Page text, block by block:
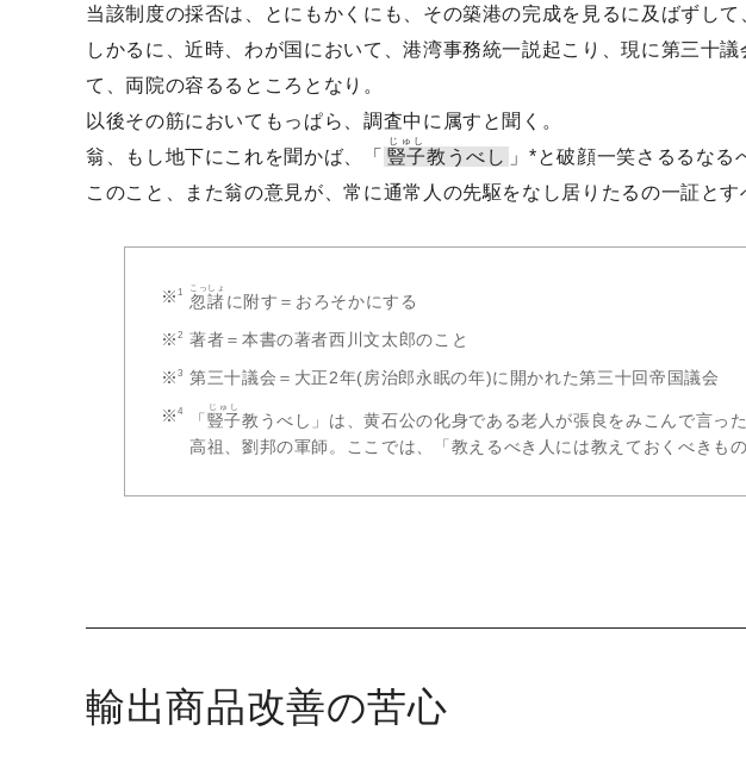
当該制度の採否は、とにもかくにも、その築港の完成を見るに及ばずし
しかるに、近時、わが国において、港湾事務統一説起こり、現に第三十
て、両院の容るるところとなり。
以後その筋においてもっぱら、調査中に属すと聞く。
翁、もし地下にこれを聞かば、「 豎子
じゅし
教うべし 」*と破顔一笑さるるなる
このこと、また翁の意見が、常に通常人の先駆をなし居りたるの一証とす
忽諸
こっしょ
に附す＝おろそかにする
著者＝本書の著者西川文太郎のこと
第三十議会＝大正2年(房治郎永眠の年)に開かれた第三十回帝国議会
「 豎子
じゅし
教うべし」は、黄石公の化身である老人が張良をみこんで言っ
高祖、劉邦の軍師。ここでは、「教えるべき人には教えておくべきも
輸出商品改善の苦心